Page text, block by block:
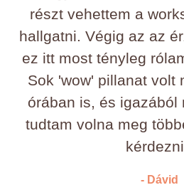
részt vehettem a
hallgatni. Végig az az
ez itt most tényleg
Sok 'wow' pillanat volt
órában is, és igazából
tudtam volna meg
- Dávid